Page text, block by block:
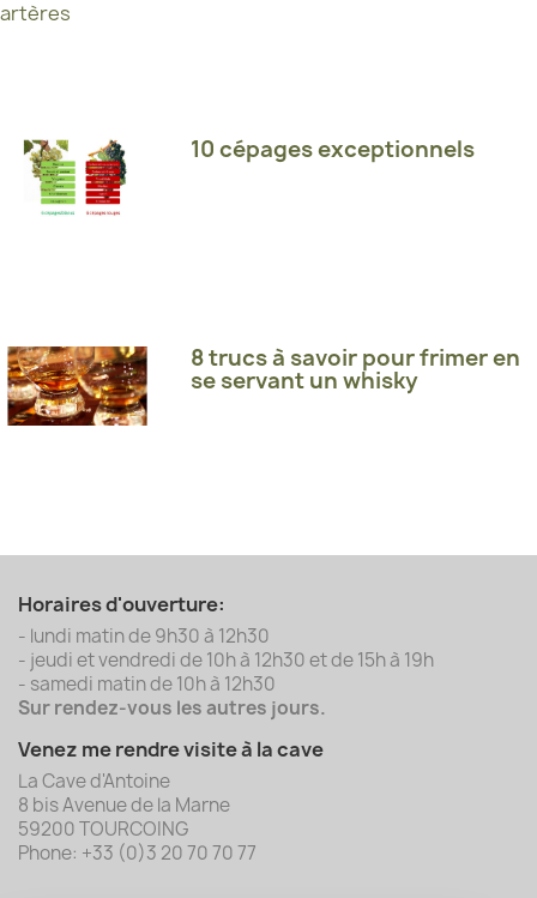
10 cépages exceptionnels
8 trucs à savoir pour frimer en
se servant un whisky
Horaires d'ouverture:
- lundi matin de 9h30 à 12h30
- jeudi et vendredi de 10h à 12h30 et de 15h à 19h
- samedi matin de 10h à 12h30
Sur rendez-vous les autres jours.
Venez me rendre visite à la cave
La Cave d'Antoine
8 bis Avenue de la Marne
59200 TOURCOING
Phone: +33 (0)3 20 70 70 77